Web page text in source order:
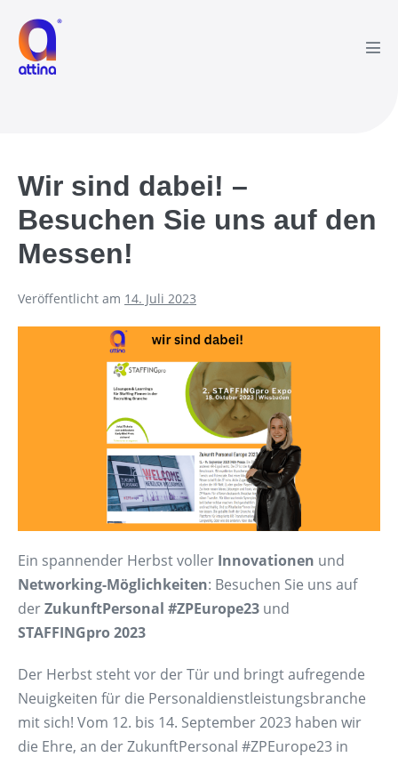
Inhalt
springen
Wir sind dabei! –
Besuchen Sie uns auf den
Messen!
Veröffentlicht am 14. Juli 2023
Ein spannender Herbst voller Innovationen und
Networking-Möglichkeiten: Besuchen Sie uns auf
derZukunftPersonal #ZPEurope23 und
STAFFINGpro 2023
Der Herbst steht vor der Tür und bringt aufregende
Neuigkeiten für die Personaldienstleistungsbranche
mit sich! Vom 12. bis 14. September 2023 haben wir
die Ehre, an der ZukunftPersonal #ZPEurope23 in